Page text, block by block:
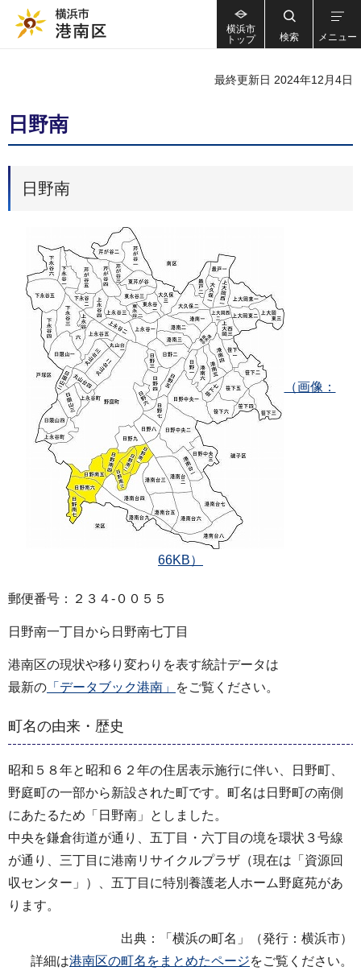
横浜市
トップ
検索 メニュー
最終更新日 2024年12月4日
日野南
日野南
（画像：
66KB）
郵便番号：２３４‐００５５
日野南一丁目から日野南七丁目
港南区の現状や移り変わりを表す統計データは
最新の 「データブック港南」 をご覧ください。
町名の由来・歴史
昭和５８年と昭和６２年の住居表示施行に伴い、日野町、
野庭町の一部から新設された町です。町名は日野町の南側
にあたるため「日野南」としました。
中央を鎌倉街道が通り、五丁目・六丁目の境を環状３号線
が通り、三丁目に港南リサイクルプラザ（現在は「資源回
収センター」）、五丁目に特別養護老人ホーム野庭苑があ
ります。
出典：「横浜の町名」（発行：横浜市）
詳細は港南区の町名をまとめたページをご覧ください。